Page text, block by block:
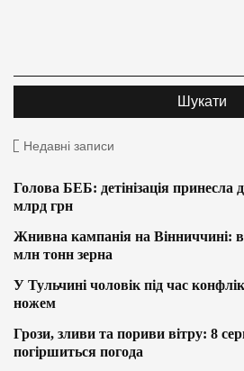
Недавні записи
Голова БЕБ: детінізація принесла
млрд грн
Жнивна кампанія на Вінниччині:
млн тонн зерна
У Тульчині чоловік під час
ножем
Грози, зливи та пориви вітру: 8
погіршиться погода